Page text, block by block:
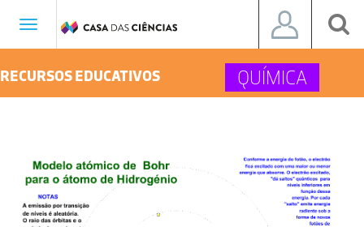
Toggle
RECURSOS EDUCATIVOS QUÍMICA